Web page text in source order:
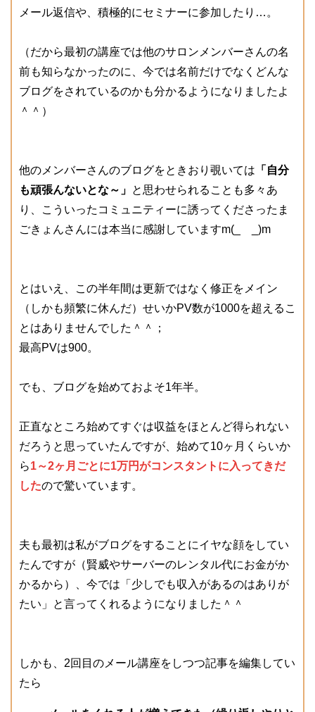
メール返信や、積極的にセミナーに参加したり…。
（だから最初の講座では他のサロンメンバーさんの名
前も知らなかったのに、今では名前だけでなくどんな
ブログをされているのかも分かるようになりましたよ
＾＾）
他のメンバーさんのブログをときおり覗いては 「自分
も頑張んないとな～」 と思わせられることも多々あ
り、こういったコミュニティーに誘ってくださったま
ごきょんさんには本当に感謝していますm(_ _)m
とはいえ、この半年間は更新ではなく修正をメイン
（しかも頻繁に休んだ）せいかPV数が1000を超えるこ
とはありませんでした＾＾；
最高PVは900。
でも、ブログを始めておよそ1年半。
正直なところ始めてすぐは収益をほとんど得られない
だろうと思っていたんですが、始めて10ヶ月くらいか
ら1～2ヶ月ごとに1万円がコンスタントに入ってきだ
したので驚いています。
夫も最初は私がブログをすることにイヤな顔をしてい
たんですが（賢威やサーバーのレンタル代にお金がか
かるから）、今では「少しでも収入があるのはありが
たい」と言ってくれるようになりました＾＾
しかも、2回目のメール講座をしつつ記事を編集してい
たら